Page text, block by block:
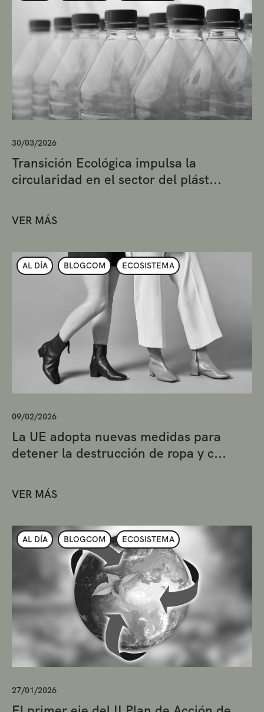
30/03/2026
Transición Ecológica impulsa la
circularidad en el sector del plást...
VER MÁS
AL DÍA BLOGCOM ECOSISTEMA
09/02/2026
La UE adopta nuevas medidas para
detener la destrucción de ropa y c...
VER MÁS
AL DÍA BLOGCOM ECOSISTEMA
27/01/2026